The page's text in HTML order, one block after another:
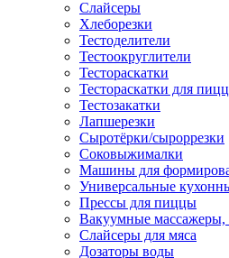
Слайсеры
Хлеборезки
Тестоделители
Тестоокруглители
Тестораскатки
Тестораскатки для
Тестозакатки
Лапшерезки
Сыротёрки/сыроррезки
Соковыжималки
Машины для
Универсальные
Прессы для пиццы
Вакуумные массажеры,
Слайсеры для мяса
Дозаторы воды